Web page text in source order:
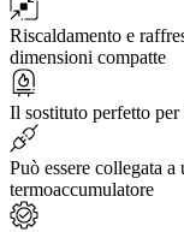
Riscaldamento e
dimensioni compatte
Il sostituto perfetto per
Può essere collegata
termoaccumulatore